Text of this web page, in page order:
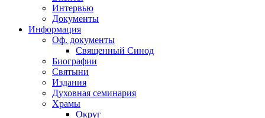
Интервью
Документы
Информация
Оф. документы
Священный Синод
Биографии
Святыни
Издания
Духовная семинария
Храмы
Округ